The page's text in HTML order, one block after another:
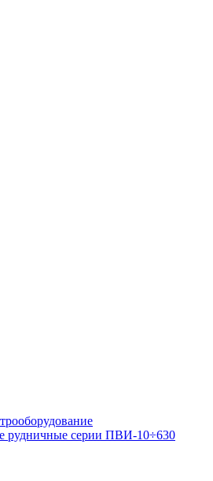
рудничные серии ПВИ-10÷630